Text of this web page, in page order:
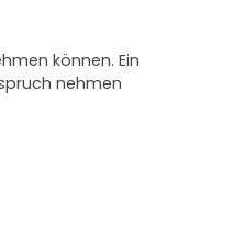
können. Ein
nehmen